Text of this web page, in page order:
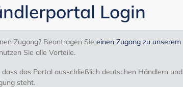
Login
Zugang? Beantragen Sie einen Zugang zu unserem
Sie alle Vorteile.
das Portal ausschließlich deutschen Händlern und
steht.